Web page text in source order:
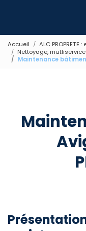
Accueil
ALC
Nettoyage,
Maintenance